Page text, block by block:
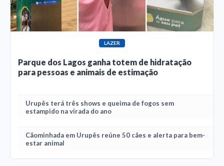
LAZER
Parque dos Lagos ganha totem de hidratação
para pessoas e animais de estimação
Urupês terá três shows e queima de fogos sem
estampido na virada do ano
Cãominhada em Urupês reúne 50 cães e alerta para bem-
estar animal